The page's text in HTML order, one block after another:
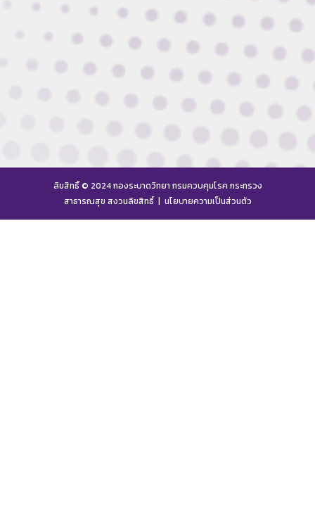
ลิขสิทธิ์ © 2024 กองระบาดวิทยา กรมควบคุมโรค กระทรวง
สาธารณสุข สงวนลิขสิทธิ์ | นโยบายความเป็นส่วนตัว